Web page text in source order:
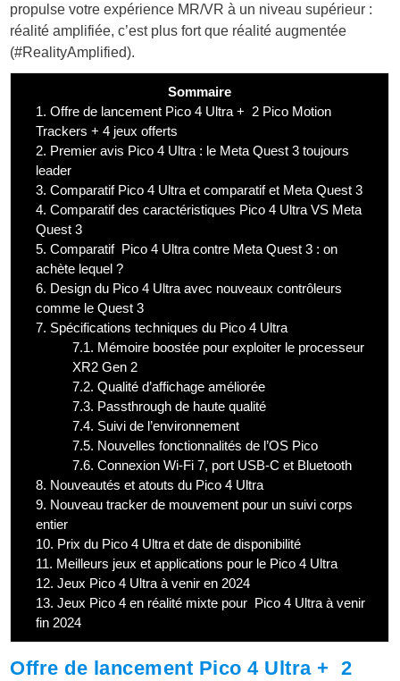
propulse votre expérience MR/VR à un niveau supérieur :
réalité amplifiée, c’est plus fort que réalité augmentée
(#RealityAmplified).
Sommaire
1. Offre de lancement Pico 4 Ultra + 2 Pico Motion
Trackers + 4 jeux offerts
2. Premier avis Pico 4 Ultra : le Meta Quest 3 toujours
leader
3. Comparatif Pico 4 Ultra et comparatif et Meta Quest 3
4. Comparatif des caractéristiques Pico 4 Ultra VS Meta
Quest 3
5. Comparatif Pico 4 Ultra contre Meta Quest 3 : on
achète lequel ?
6. Design du Pico 4 Ultra avec nouveaux contrôleurs
comme le Quest 3
7. Spécifications techniques du Pico 4 Ultra
7.1. Mémoire boostée pour exploiter le processeur
XR2 Gen 2
7.2. Qualité d’affichage améliorée
7.3. Passthrough de haute qualité
7.4. Suivi de l’environnement
7.5. Nouvelles fonctionnalités de l’OS Pico
7.6. Connexion Wi-Fi 7, port USB-C et Bluetooth
8. Nouveautés et atouts du Pico 4 Ultra
9. Nouveau tracker de mouvement pour un suivi corps
entier
10. Prix du Pico 4 Ultra et date de disponibilité
11. Meilleurs jeux et applications pour le Pico 4 Ultra
12. Jeux Pico 4 Ultra à venir en 2024
13. Jeux Pico 4 en réalité mixte pour Pico 4 Ultra à venir
fin 2024
Offre de lancement Pico 4 Ultra + 2